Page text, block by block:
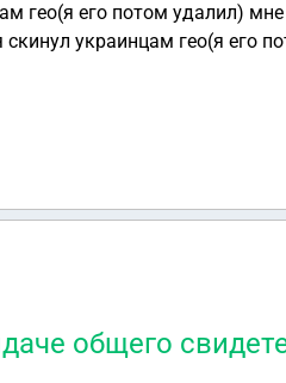
гео(я его потом удалил)
фсбешники и говорят если
и как их зовут и знают
общего